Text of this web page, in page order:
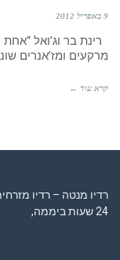
9 באפריל 2012
רינת בר וג’ואל
מרקעים ומז’אנרים
קרא עוד ←
רדיו מנטה – רדיו
24 שעות ביממה,